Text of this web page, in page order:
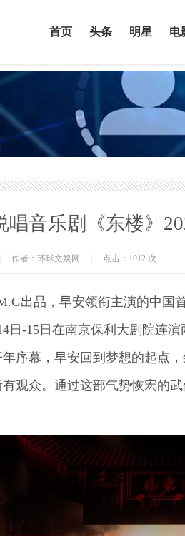
首页 头条 明星 电
唱音乐剧《东楼》
作者：环球文娱网 点击： 1012 次
出品，早安领衔主演的中国
日-15日在南京保利大剧院连
序幕，早安回到梦想的起点
有观众。通过这部气势恢宏的